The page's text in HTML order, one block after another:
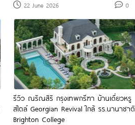
22 June 2026 0
รีวิว ณริณสิริ กรุงเทพกรีฑา บ้านเดี่ยวหรู
สไตล์ Georgian Revival ใกล้ รร.นานาชาติ
Brighton College